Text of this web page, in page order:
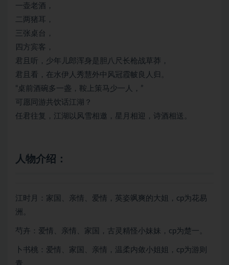
一壶老酒，
二两猪耳，
三张桌台，
四方宾客，
君且听，少年儿郎浑身是胆八尺长枪战草莽，
君且看，在水伊人秀慧外中风冠霞帔良人归。
“桌前酒碗多一盏，鞍上策马少一人，”
可愿同游共饮话江湖？
任君往复，江湖以风雪相邀，星月相迎，诗酒相送。
人物介绍 ：
江时月：家国、亲情、爱情，英姿飒爽的大姐，cp为花易
洲。
芍卉：爱情、亲情、家国，古灵精怪小妹妹，cp为楚一。
卜书桃：爱情、家国、亲情，温柔内敛小姐姐，cp为游则